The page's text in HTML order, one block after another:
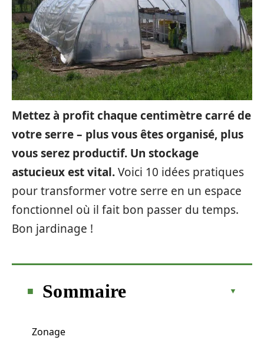
Mettez à profit chaque centimètre carré de
votre serre – plus vous êtes organisé, plus
vous serez productif. Un stockage
astucieux est vital.Voici 10 idées pratiques
pour transformer votre serre en un espace
fonctionnel où il fait bon passer du temps.
Bon jardinage !
Sommaire
Zonage